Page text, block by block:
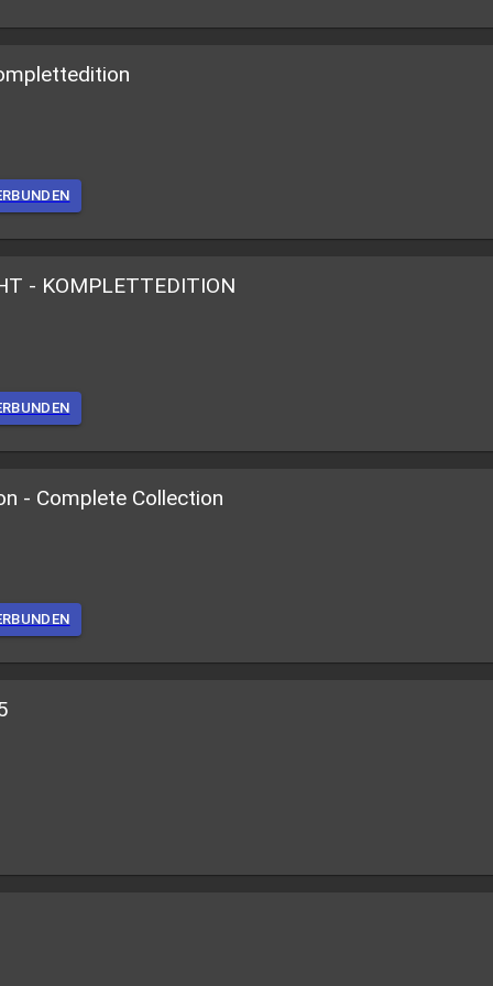
- KOMPLETTEDITION
- Complete Collection